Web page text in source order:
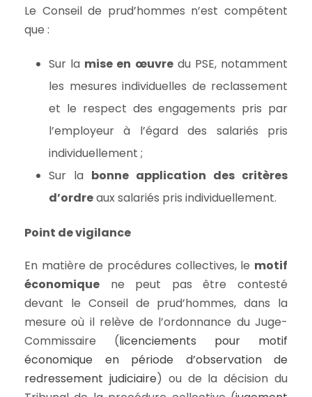
Le Conseil de prud’hommes n’est compétent
que :
Sur la mise en œuvredu PSE, notamment
les mesures individuelles de reclassement
et le respect des engagements pris par
l’employeur à l’égard des salariés pris
individuellement ;
Sur la bonne application des critères
d’ordreaux salariés pris individuellement.
Point de vigilance
En matière de procédures collectives, le motif
économique ne peut pas être contesté
devant le Conseil de prud’hommes, dans la
mesure où il relève de l’ordonnance du Juge-
Commissaire (licenciements pour motif
économique en période d’observation de
redressement judiciaire) ou de la décision du